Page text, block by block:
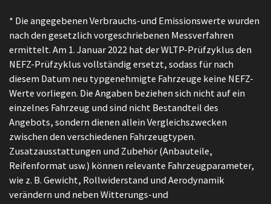
* Die angegebenen Verbrauchs-und Emissionswerte wurden
nach den gesetzlich vorgeschriebenen Messverfahren
ermittelt. Am 1. Januar 2022 hat der WLTP-Prüfzyklus den
NEFZ-Prüfzyklus vollständig ersetzt, sodass für nach
diesem Datum neu typgenehmigte Fahrzeuge keine NEFZ-
Werte vorliegen. Die Angaben beziehen sich nicht auf ein
einzelnes Fahrzeug und sind nicht Bestandteil des
Angebots, sondern dienen allein Vergleichszwecken
zwischen den verschiedenen Fahrzeugtypen.
Zusatzausstattungen und Zubehör (Anbauteile,
Reifenformat usw.) können relevante Fahrzeugparameter,
wie z. B. Gewicht, Rollwiderstand und Aerodynamik
verändern und neben Witterungs-und